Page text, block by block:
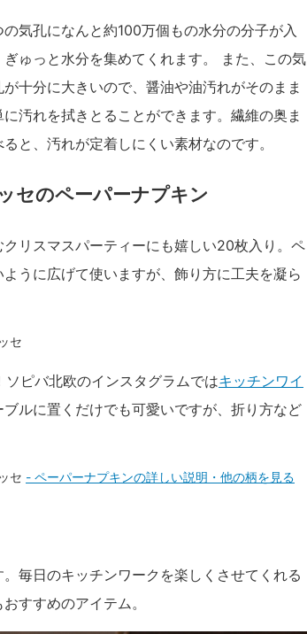
気孔になんと約100万個もの水分の分子が入
ゅっと水分を集めてくれます。 また、この気
十分に大きいので、醤油や油汚れがそのまま
汚れを拭きとることができます。繊維の奥ま
と、汚れが定着しにくい素材なのです。
セのペーパーナプキン
リスマスパーティーにも嬉しい20枚入り。ペ
うに広げて使いますが、飾り方に工夫を凝ら
ピバ北欧のインスタグラムではキッチンワイ
ルに置くだけでも可愛いですが、折り方など
- ペーパーナプキンの詳しい説明・他の柄を見る
毎日のキッチンワークを楽しくさせてくれる
すすめのアイテム。